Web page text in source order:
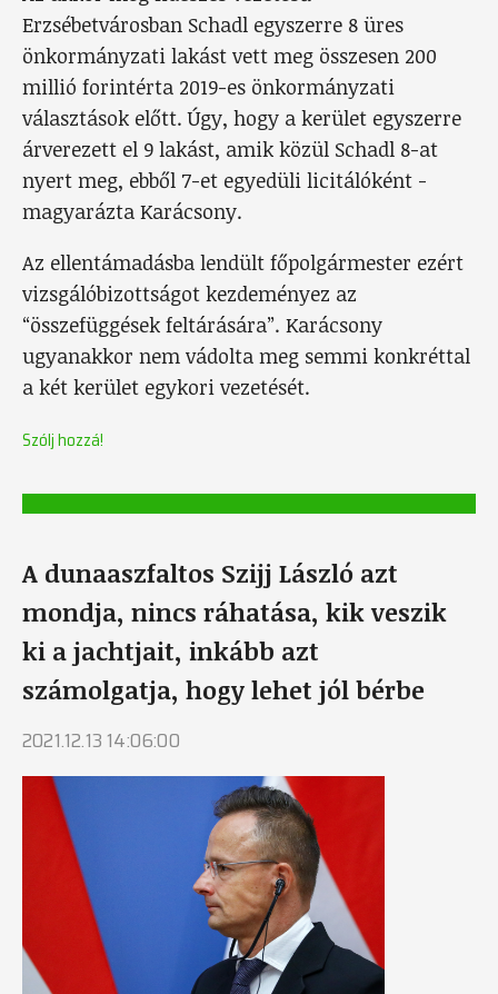
Erzsébetvárosban Schadl egyszerre 8 üres
önkormányzati lakást vett meg összesen 200
millió forintérta 2019-es önkormányzati
választások előtt. Úgy, hogy a kerület egyszerre
árverezett el 9 lakást, amik közül Schadl 8-at
nyert meg, ebből 7-et egyedüli licitálóként -
magyarázta Karácsony.
Az ellentámadásba lendült főpolgármester ezért
vizsgálóbizottságot kezdeményez az
“összefüggések feltárására”. Karácsony
ugyanakkor nem vádolta meg semmi konkréttal
a két kerület egykori vezetését.
Szólj hozzá!
A dunaaszfaltos Szijj László azt
mondja, nincs ráhatása, kik veszik
ki a jachtjait, inkább azt
számolgatja, hogy lehet jól bérbe
2021.12.13 14:06:00